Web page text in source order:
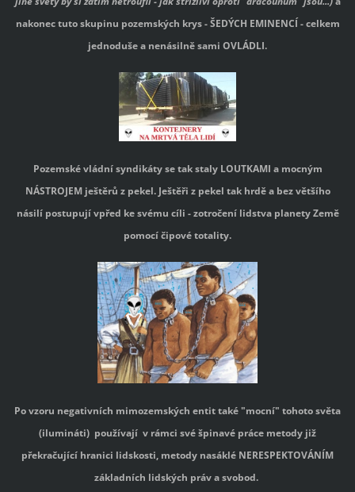
nakonec tuto skupinu pozemských krys - ŠEDÝCH EMINENCÍ - celkem
jednoduše a nenásilně sami OVLÁDLI.
Pozemské vládní syndikáty se tak staly LOUTKAMI a mocným
NÁSTROJEM ještěrů z pekel. Ještěři z pekel tak hrdě a bez většího
násilí postupují vpřed ke svému cíli - zotročení lidstva planety Země
pomocí čipové totality.
Po vzoru negativních mimozemských entit také "mocní" tohoto světa
(ilumináti) používají v rámci své špinavé práce metody již
překračující hranici lidskosti, metody nasáklé NERESPEKTOVÁNÍM
základních lidských práv a svobod.